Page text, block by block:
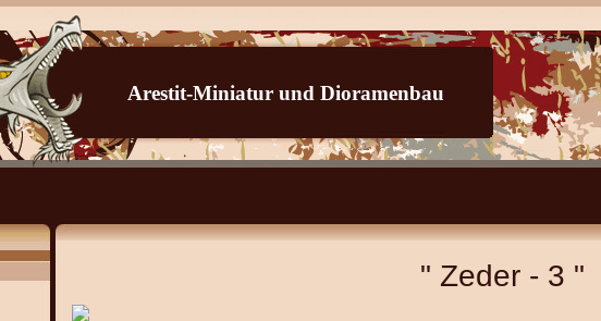
Arestit-Miniatur und Dioramenbau
" Zeder - 3 "